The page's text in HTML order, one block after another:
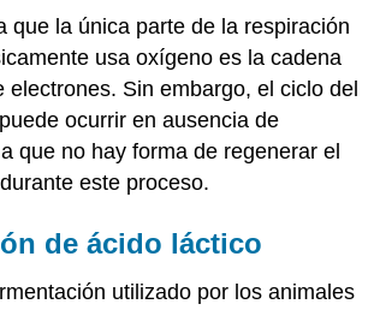
que la única parte de la respiración
usa oxígeno es la cadena
electrones. Sin embargo, el ciclo del
ocurrir en ausencia de
que no hay forma de regenerar el
este proceso.
de ácido láctico
utilizado por los animales